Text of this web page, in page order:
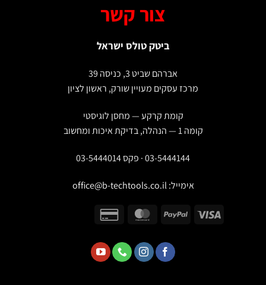
צור קשר
ביטק טולס ישראל
אברהם שביט 3, כניסה 39
מרכז עסקים מעויין שורק, ראשון לציון
קומת קרקע — מחסן לוגיסטי
03-5444144 · פקס 03-5444014
אימייל:office@b-techtools.co.il